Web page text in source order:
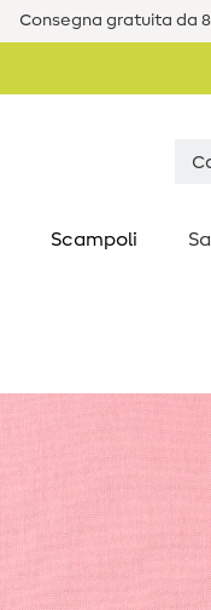
Consegna gratuita da
Scampoli